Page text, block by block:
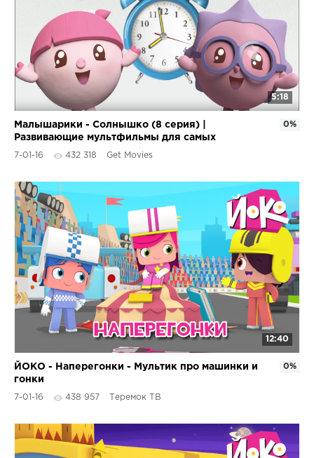
5:18
Малышарики - Солнышко (8 серия) |
Развивающие мультфильмы для самых
маленьких 1,2,3,4 года
7-01-16 432 318 Get Movies
0%
12:40
ЙОКО - Наперегонки - Мультик про машинки и
гонки
7-01-16 438 957 Теремок ТВ
0%